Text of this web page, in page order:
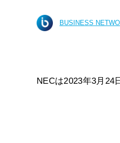
BUSINESS
NECは2023年3月24